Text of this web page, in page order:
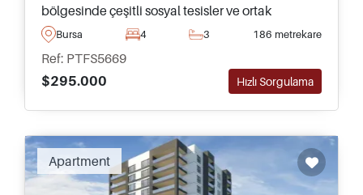
bölgesinde çeşitli sosyal tesisler ve ortak
kullanım alanları ile donatılmıştır.
Bursa 4 3 186 metrekare
Ref: PTFS5669
$295.000
Hızlı Sorgulama
Apartment